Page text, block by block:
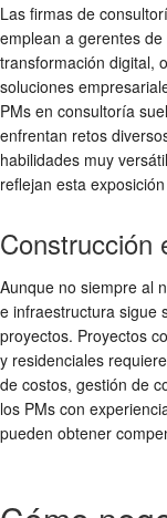
Las firmas de
emplean a gerentes
transformación digital,
soluciones
PMs en consultoría
enfrentan retos
habilidades muy
reflejan esta
Construcción
Aunque no siempre al
e infraestructura sigue
proyectos. Proyectos
y residenciales
de costos, gestión de
los PMs con
pueden obtener